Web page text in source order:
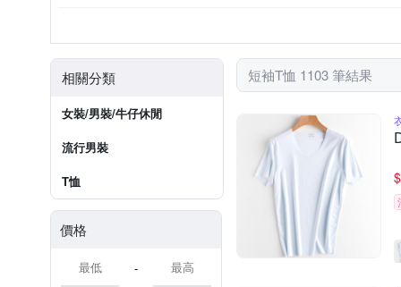
ZENO
米蘭精品
相關分類
女裝/男裝/牛仔休閒
流行男裝
T恤
價格
-
短袖T恤 1103 筆結果
$